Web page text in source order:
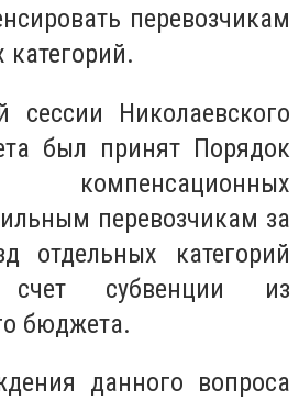
перевозчикам
категорий.
сессии Николаевского
был принят Порядок
компенсационных
перевозчикам за
отдельных категорий
субвенции из
бюджета.
данного вопроса